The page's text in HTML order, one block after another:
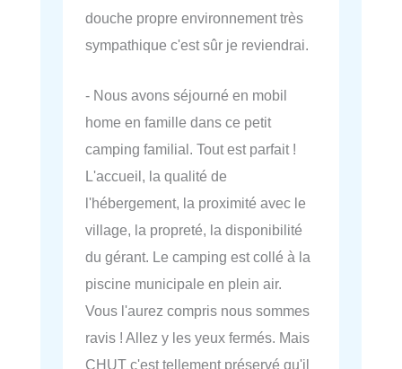
douche propre environnement très
sympathique c'est sûr je reviendrai.
- Nous avons séjourné en mobil
home en famille dans ce petit
camping familial. Tout est parfait !
L'accueil, la qualité de
l'hébergement, la proximité avec le
village, la propreté, la disponibilité
du gérant. Le camping est collé à la
piscine municipale en plein air.
Vous l'aurez compris nous sommes
ravis ! Allez y les yeux fermés. Mais
CHUT c'est tellement préservé qu'il